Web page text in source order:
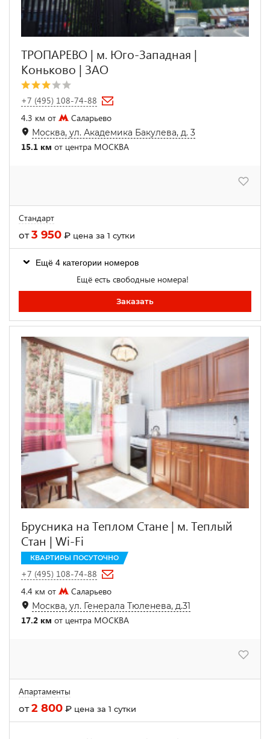
ТРОПАРЕВО | м. Юго-Западная |
Коньково | ЗАО
+7 (495) 108-74-88
4.3 км от
Саларьево
Москва, ул. Академика Бакулева, д. 3
15.1 км от центра МОСКВА
Стандарт
от3 950 ₽ цена за 1 сутки
Ещё 4 категории номеров
Ещё есть свободные номера!
Заказать
Брусника на Теплом Стане | м. Теплый
Стан | Wi-Fi
КВАРТИРЫ ПОСУТОЧНО
+7 (495) 108-74-88
4.4 км от
Саларьево
Москва, ул. Генерала Тюленева, д.31
17.2 км от центра МОСКВА
Апартаменты
от2 800 ₽ цена за 1 сутки